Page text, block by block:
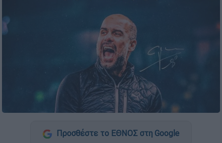
Προσθέστε το ΕΘΝΟΣ στη Google